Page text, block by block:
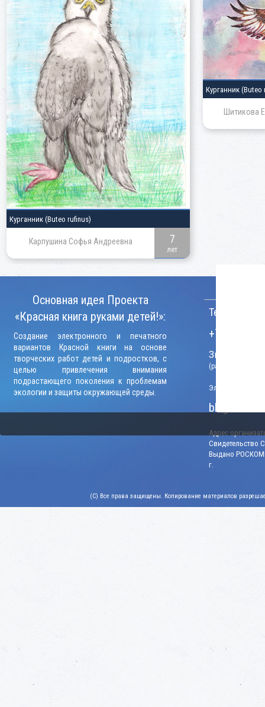
Курганник (Buteo rufinus)
Карпушина Софья Андреевна 7
лет
Курганник (Buteo
Шитикова
Основная идея Проекта
«Красная книга руками детей!»:
Создание электронного и печатного
вариантов Красной книги на основе
творческих работ детей и подростков, с
целью привлечения внимания
подрастающего поколения к проблемам
экологии и защиты окружающей среды.
Телефон:
+7 (906)
Звонки
(рабочие дни,
Электронный
blago-
Адрес
Свидетельство
Выдано
г.
(C) Все права защищены. Копирование материалов